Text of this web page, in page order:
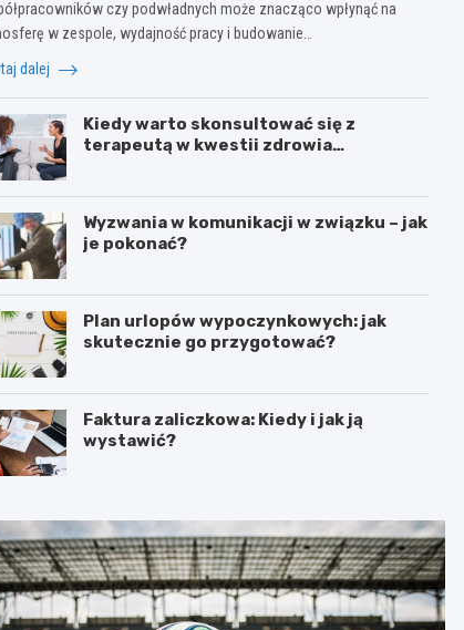
czy podwładnych może znacząco wpłynąć na
w zespole, wydajność pracy i budowanie…
dalej
Kiedy warto skonsultować się z
terapeutą w kwestii zdrowia
Wyzwania w komunikacji w związku – jak
je pokonać?
Plan urlopów wypoczynkowych: jak
skutecznie go przygotować?
Faktura zaliczkowa: Kiedy i jak ją
wystawić?